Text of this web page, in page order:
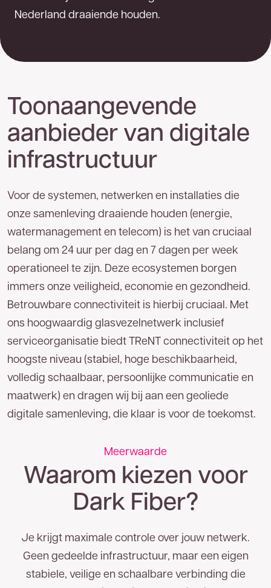
Nederland draaiende houden.
Toonaangevende
aanbieder van digitale
infrastructuur
Voor de systemen, netwerken en installaties die
onze samenleving draaiende houden (energie,
watermanagement en telecom) is het van cruciaal
belang om 24 uur per dag en 7 dagen per week
operationeel te zijn. Deze ecosystemen borgen
immers onze veiligheid, economie en gezondheid.
Betrouwbare connectiviteit is hierbij cruciaal. Met
ons hoogwaardig glasvezelnetwerk inclusief
serviceorganisatie biedt TReNT connectiviteit op het
hoogste niveau (stabiel, hoge beschikbaarheid,
volledig schaalbaar, persoonlijke communicatie en
maatwerk) en dragen wij bij aan een geoliede
digitale samenleving, die klaar is voor de toekomst.
Meerwaarde
Waarom kiezen voor
Dark Fiber?
Je krijgt maximale controle over jouw netwerk.
Geen gedeelde infrastructuur, maar een eigen
stabiele, veilige en schaalbare verbinding die